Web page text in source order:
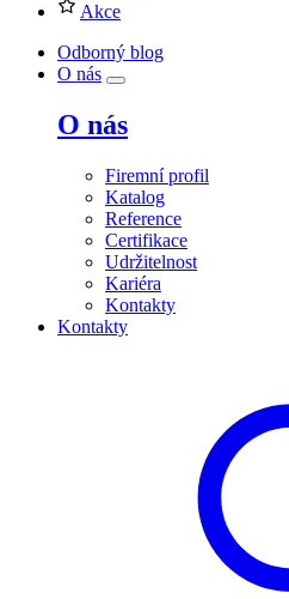
Akce
Odborný blog
O nás
O nás
Firemní profil
Katalog
Reference
Certifikace
Udržitelnost
Kariéra
Kontakty
Kontakty